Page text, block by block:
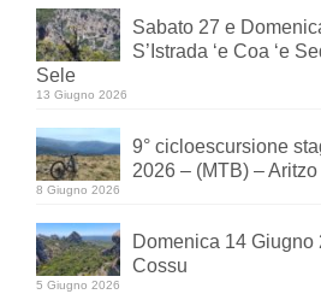
Sabato 27 e
S’Istrada ‘e Coa ‘e
Sele
13 Giugno 2026
9° cicloescursione
2026 – (MTB) – Aritzo
8 Giugno 2026
Domenica 14
Cossu
5 Giugno 2026